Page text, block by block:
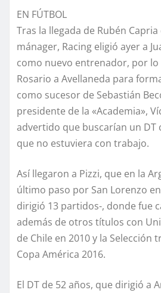
EN FÚTBOL
Tras la llegada de Rubén
mánager, Racing eligió ayer a
como nuevo entrenador, por lo
Rosario a Avellaneda para
como sucesor de Sebastián
presidente de la «Academia»,
advertido que buscarían un DT
que no estuviera con trabajo.
Así llegaron a Pizzi, que en la
último paso por San Lorenzo
dirigió 13 partidos-, donde fue
además de otros títulos con
de Chile en 2010 y la Selección
Copa América 2016.
El DT de 52 años, que dirigió a